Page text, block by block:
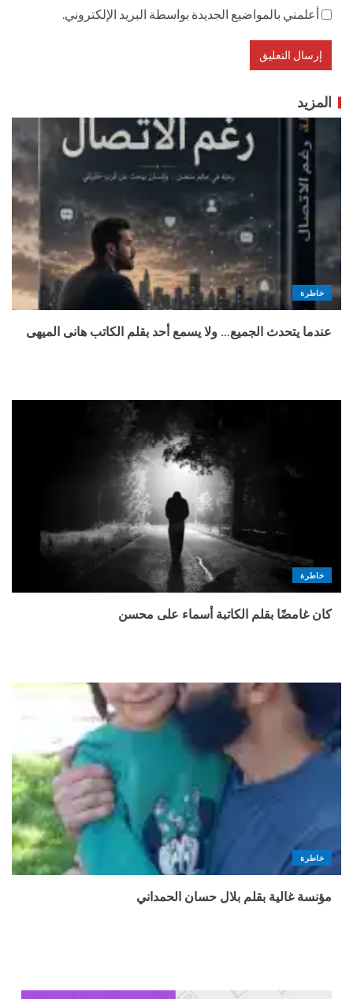
أعلمني بالمواضيع الجديدة بواسطة البريد الإلكتروني.
المزيد
خاطرة
عندما يتحدث الجميع… ولا يسمع أحد بقلم الكاتب هانى الميهى
خاطرة
كان غامضًا بقلم الكاتبة أسماء على محسن
خاطرة
مؤنسة غالية بقلم بلال حسان الحمداني